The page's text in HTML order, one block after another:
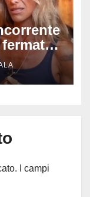
ha
rischia
I campi